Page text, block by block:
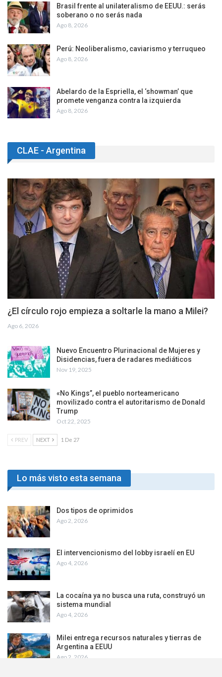
Brasil frente al unilateralismo de EEUU.: serás
soberano o no serás nada
Ago 8, 2026
Perú: Neoliberalismo, caviarismo y terruqueo
Ago 8, 2026
Abelardo de la Espriella, el ‘showman’ que
promete venganza contra la izquierda
Ago 8, 2026
CLAE - Argentina
¿El círculo rojo empieza a soltarle la mano a Milei?
Ago 6, 2026
Nuevo Encuentro Plurinacional de Mujeres y
Disidencias, fuera de radares mediáticos
Nov 19, 2025
«No Kings”, el pueblo norteamericano
movilizado contra el autoritarismo de Donald
Trump
Oct 22, 2025
PREV NEXT 1 De 27
Lo más visto esta semana
Dos tipos de oprimidos
Ago 2, 2026
El intervencionismo del lobby israelí en EU
Ago 4, 2026
La cocaína ya no busca una ruta, construyó un
sistema mundial
Ago 4, 2026
Milei entrega recursos naturales y tierras de
Argentina a EEUU
Ago 2, 2026